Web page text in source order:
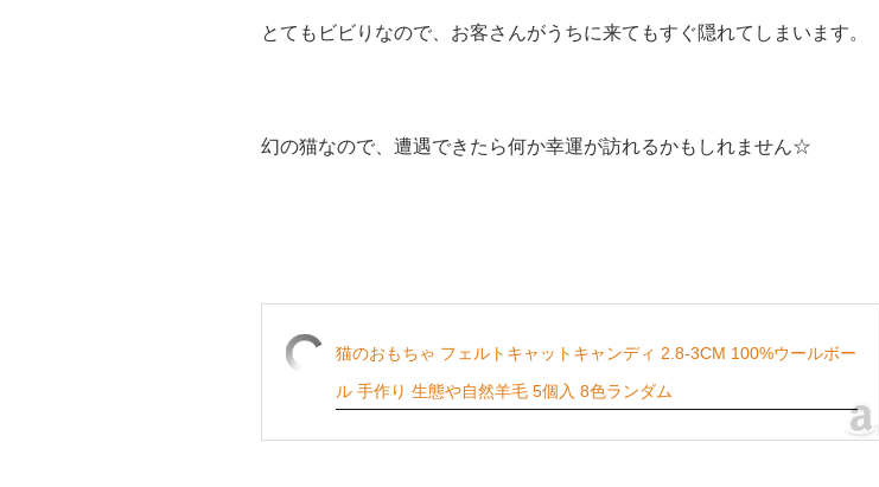
とてもビビりなので、お客さんがうちに来てもすぐ隠れてしまいます。
幻の猫なので、遭遇できたら何か幸運が訪れるかもしれません☆
猫のおもちゃ フェルトキャットキャンディ 2.8-3CM 100%ウールボー
ル 手作り 生態や自然羊毛 5個入 8色ランダム